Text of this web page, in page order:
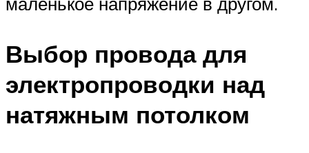
Выбор провода для
электропроводки над
натяжным потолком